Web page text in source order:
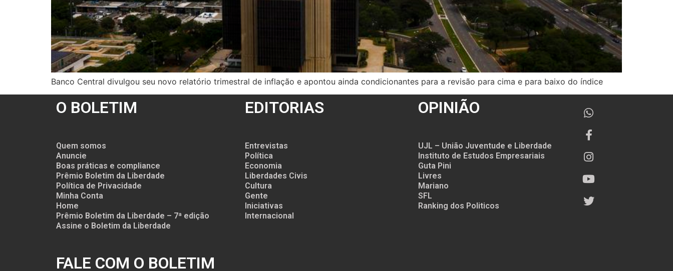
Banco Central divulgou seu novo relatório trimestral de inflação e apontou ainda condicionantes para a revisão para cima e para baixo do índice
O BOLETIM
Quem somos
Anuncie
Boas práticas e compliance
Prêmio Boletim da Liberdade
Política de Privacidade
Minha Conta
Home
Prêmio Boletim da Liberdade – 7ª edição
Assine o Boletim da Liberdade
FALE COM O BOLETIM
EDITORIAS
Entrevistas
Política
Economia
Liberdades Civis
Cultura
Gente
Iniciativas
Internacional
OPINIÃO
UJL – União Juventude e Liberdade
Instituto de Estudos Empresariais
Guta Pini
Livres
Mariano
SFL
Ranking dos Politicos